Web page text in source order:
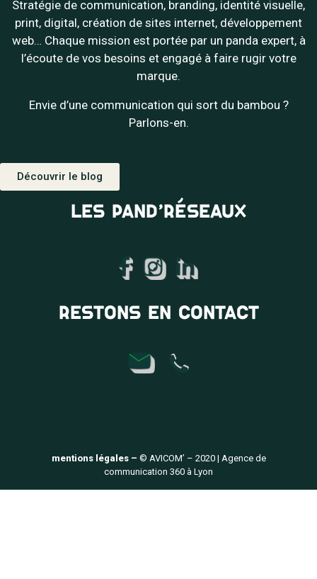
Stratégie de communication, branding, identité visuelle,
print, digital, création de sites internet, développement
web… Chaque mission est portée par un panda expert, à
l’écoute de vos besoins et engagé à faire rugir votre
marque.
Envie d’une communication qui sort du bambou ?
Parlons-en.
Découvrir le blog
LES PAND’RÉSEAUX
RESTONS EN CONTACT
mentions légales – © AVICOM’ – 2020 | Agence de
communication 360 à Lyon